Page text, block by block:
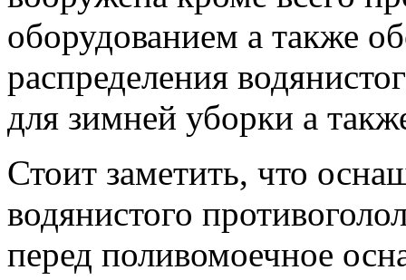
оборудованием а также
распределения
для зимней уборки а
Стоит заметить, что
водянистого
перед поливомоечное